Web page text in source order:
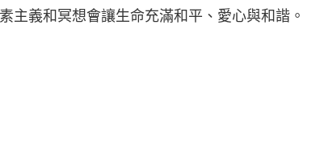
主義和冥想會讓生命充滿和平、愛心與和諧。